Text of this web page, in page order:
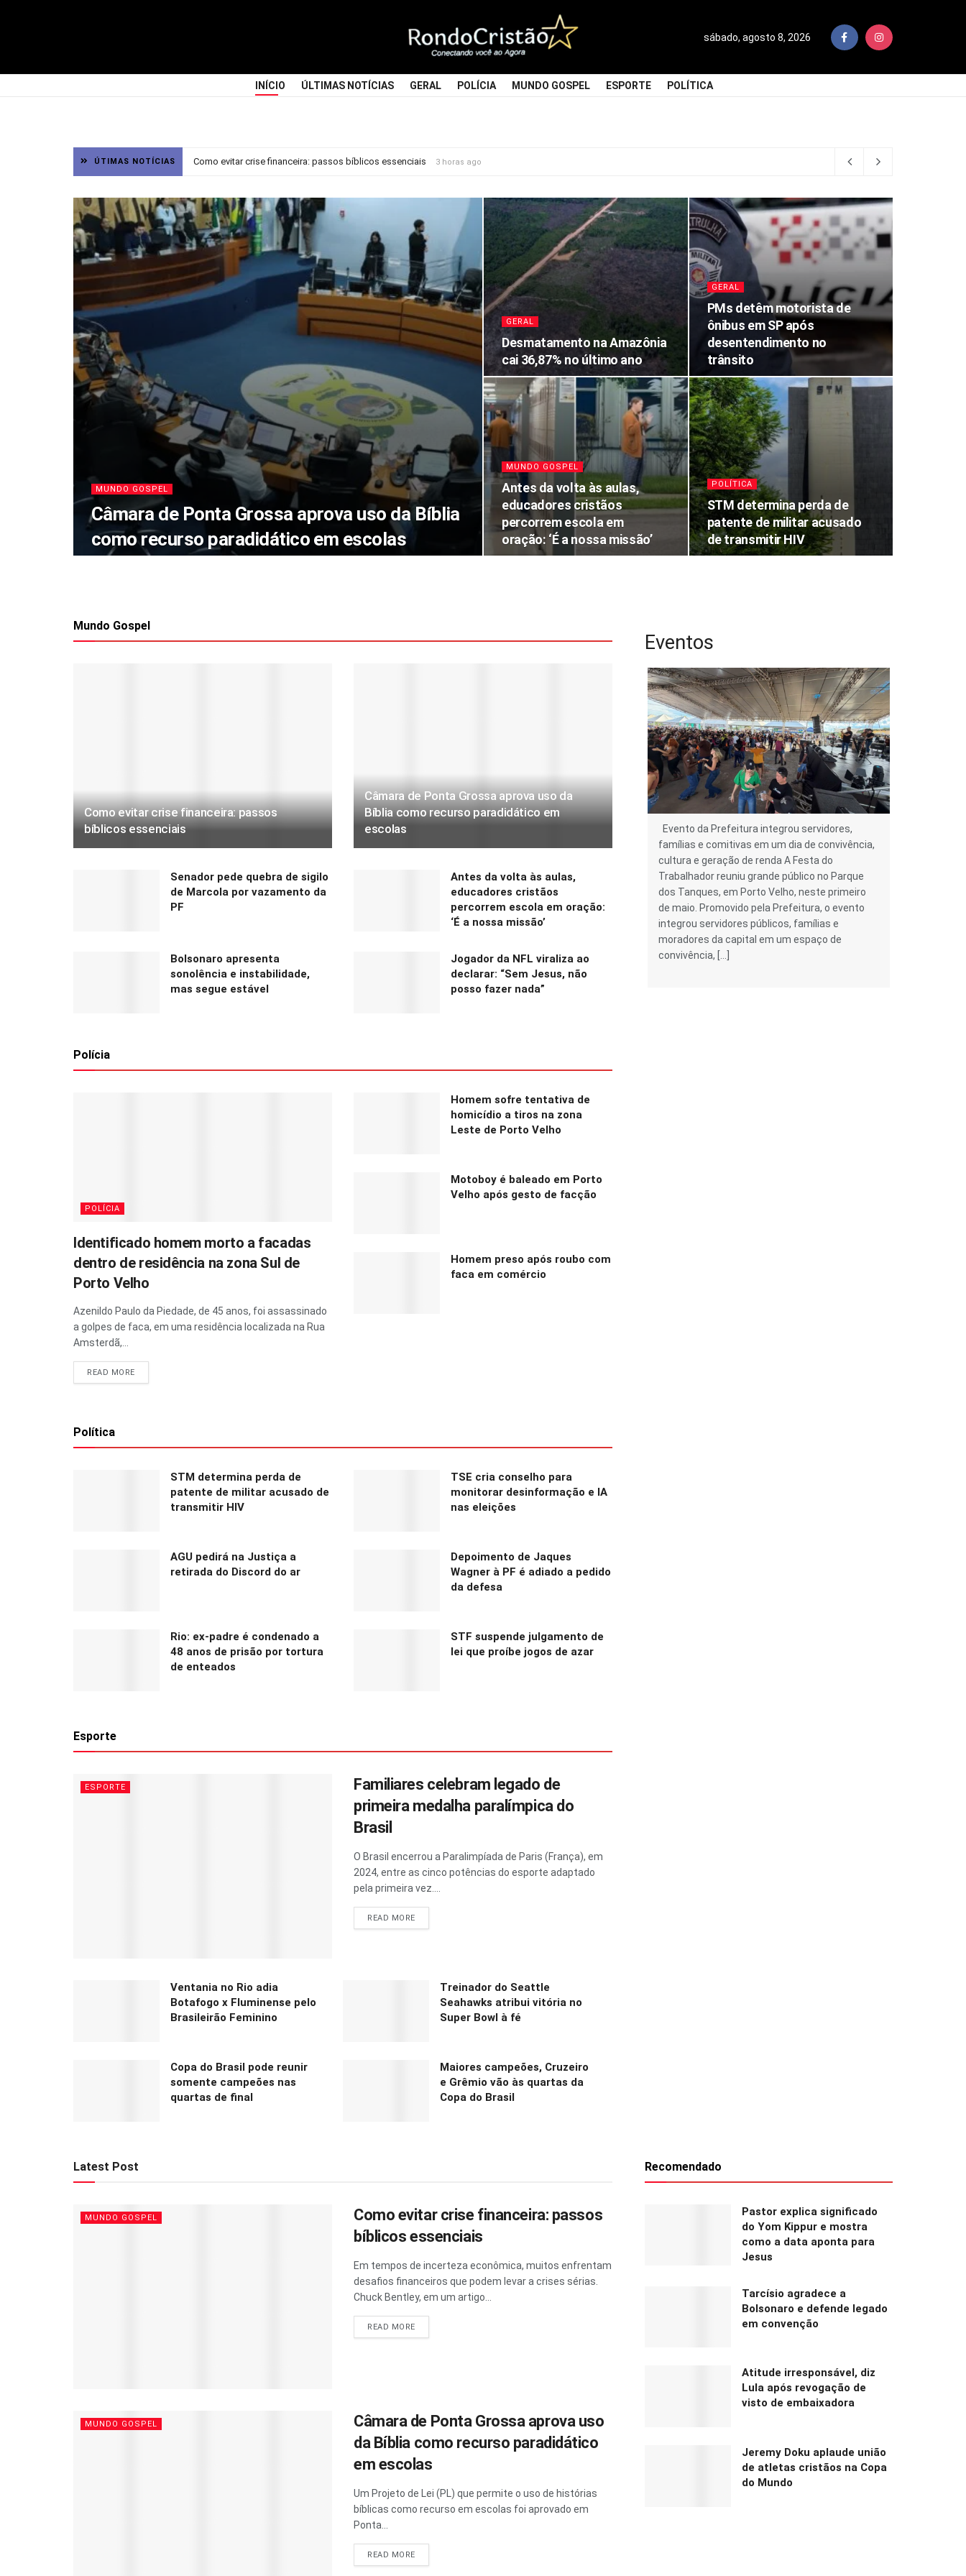
Rondocristao
sábado, agosto 8, 2026
INÍCIO ÚLTIMAS NOTÍCIAS GERAL POLÍCIA MUNDO GOSPEL ESPORTE POLÍTICA
ÚTIMAS NOTÍCIAS Como evitar crise financeira: passos bíblicos essenciais 3 horas ago
MUNDO GOSPEL
Câmara de Ponta Grossa aprova uso da Bíblia
como recurso paradidático em escolas
GERAL
Desmatamento na Amazônia
cai 36,87% no último ano
GERAL
PMs detêm motorista de
ônibus em SP após
desentendimento no
trânsito
MUNDO GOSPEL
Antes da volta às aulas,
educadores cristãos
percorrem escola em
oração: ‘É a nossa missão’
POLÍTICA
STM determina perda de
patente de militar acusado
de transmitir HIV
Mundo Gospel
Como evitar crise financeira: passos
bíblicos essenciais
Câmara de Ponta Grossa aprova uso da
Bíblia como recurso paradidático em
escolas
Senador pede quebra de sigilo
de Marcola por vazamento da
PF
Antes da volta às aulas,
educadores cristãos
percorrem escola em oração:
‘É a nossa missão’
Bolsonaro apresenta
sonolência e instabilidade,
mas segue estável
Jogador da NFL viraliza ao
declarar: “Sem Jesus, não
posso fazer nada”
Polícia
POLÍCIA
Identificado homem morto a facadas
dentro de residência na zona Sul de
Porto Velho
Azenildo Paulo da Piedade, de 45 anos, foi assassinado
a golpes de faca, em uma residência localizada na Rua
Amsterdã,...
READ MORE
Homem sofre tentativa de
homicídio a tiros na zona
Leste de Porto Velho
Motoboy é baleado em Porto
Velho após gesto de facção
Homem preso após roubo com
faca em comércio
Política
STM determina perda de
patente de militar acusado de
transmitir HIV
TSE cria conselho para
monitorar desinformação e IA
nas eleições
AGU pedirá na Justiça a
retirada do Discord do ar
Depoimento de Jaques
Wagner à PF é adiado a pedido
da defesa
Rio: ex-padre é condenado a
48 anos de prisão por tortura
de enteados
STF suspende julgamento de
lei que proíbe jogos de azar
Esporte
ESPORTE
Familiares celebram legado de
primeira medalha paralímpica do
Brasil
O Brasil encerrou a Paralimpíada de Paris (França), em
2024, entre as cinco potências do esporte adaptado
pela primeira vez....
READ MORE
Ventania no Rio adia
Botafogo x Fluminense pelo
Brasileirão Feminino
Treinador do Seattle
Seahawks atribui vitória no
Super Bowl à fé
Copa do Brasil pode reunir
somente campeões nas
quartas de final
Maiores campeões, Cruzeiro
e Grêmio vão às quartas da
Copa do Brasil
Eventos
Evento da Prefeitura integrou servidores,
famílias e comitivas em um dia de convivência,
cultura e geração de renda A Festa do
Trabalhador reuniu grande público no Parque
dos Tanques, em Porto Velho, neste primeiro
de maio. Promovido pela Prefeitura, o evento
integrou servidores públicos, famílias e
moradores da capital em um espaço de
convivência, […]
Latest Post
MUNDO GOSPEL
Como evitar crise financeira: passos
bíblicos essenciais
Em tempos de incerteza econômica, muitos enfrentam
desafios financeiros que podem levar a crises sérias.
Chuck Bentley, em um artigo...
READ MORE
MUNDO GOSPEL
Câmara de Ponta Grossa aprova uso
da Bíblia como recurso paradidático
em escolas
Um Projeto de Lei (PL) que permite o uso de histórias
bíblicas como recurso em escolas foi aprovado em
Ponta...
READ MORE
Recomendado
Pastor explica significado
do Yom Kippur e mostra
como a data aponta para
Jesus
Tarcísio agradece a
Bolsonaro e defende legado
em convenção
Atitude irresponsável, diz
Lula após revogação de
visto de embaixadora
Jeremy Doku aplaude união
de atletas cristãos na Copa
do Mundo